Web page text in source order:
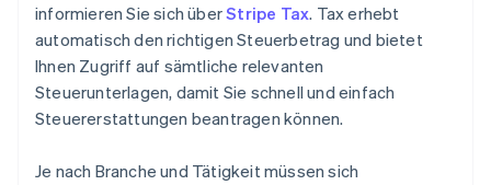
informieren Sie sich überStripe Tax. Tax erhebt
automatisch den richtigen Steuerbetrag und bietet
Ihnen Zugriff auf sämtliche relevanten
Steuerunterlagen, damit Sie schnell und einfach
Steuererstattungen beantragen können.
Je nach Branche und Tätigkeit müssen sich